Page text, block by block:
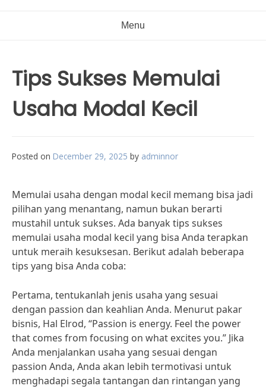
Menu
Tips Sukses Memulai
Usaha Modal Kecil
Posted on December 29, 2025 by adminnor
Memulai usaha dengan modal kecil memang bisa jadi
pilihan yang menantang, namun bukan berarti
mustahil untuk sukses. Ada banyak tips sukses
memulai usaha modal kecil yang bisa Anda terapkan
untuk meraih kesuksesan. Berikut adalah beberapa
tips yang bisa Anda coba:
Pertama, tentukanlah jenis usaha yang sesuai
dengan passion dan keahlian Anda. Menurut pakar
bisnis, Hal Elrod, “Passion is energy. Feel the power
that comes from focusing on what excites you.” Jika
Anda menjalankan usaha yang sesuai dengan
passion Anda, Anda akan lebih termotivasi untuk
menghadapi segala tantangan dan rintangan yang